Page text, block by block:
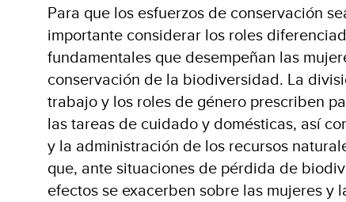
Para que los esfuerzos de conservación
importante considerar los roles
fundamentales que desempeñan las
conservación de la biodiversidad. La
trabajo y los roles de género prescriben
las tareas de cuidado y domésticas, así
y la administración de los recursos
que, ante situaciones de pérdida de
efectos se exacerben sobre las mujeres y